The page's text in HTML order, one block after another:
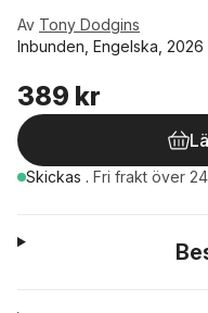
Av Tony Dodgins
Inbunden, Engelska, 2026
389 kr
Skickas . Fri frakt över